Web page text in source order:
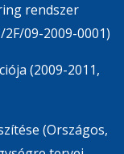
rendszer
2F/09-2009-0001)
(2009-2011,
(Országos,